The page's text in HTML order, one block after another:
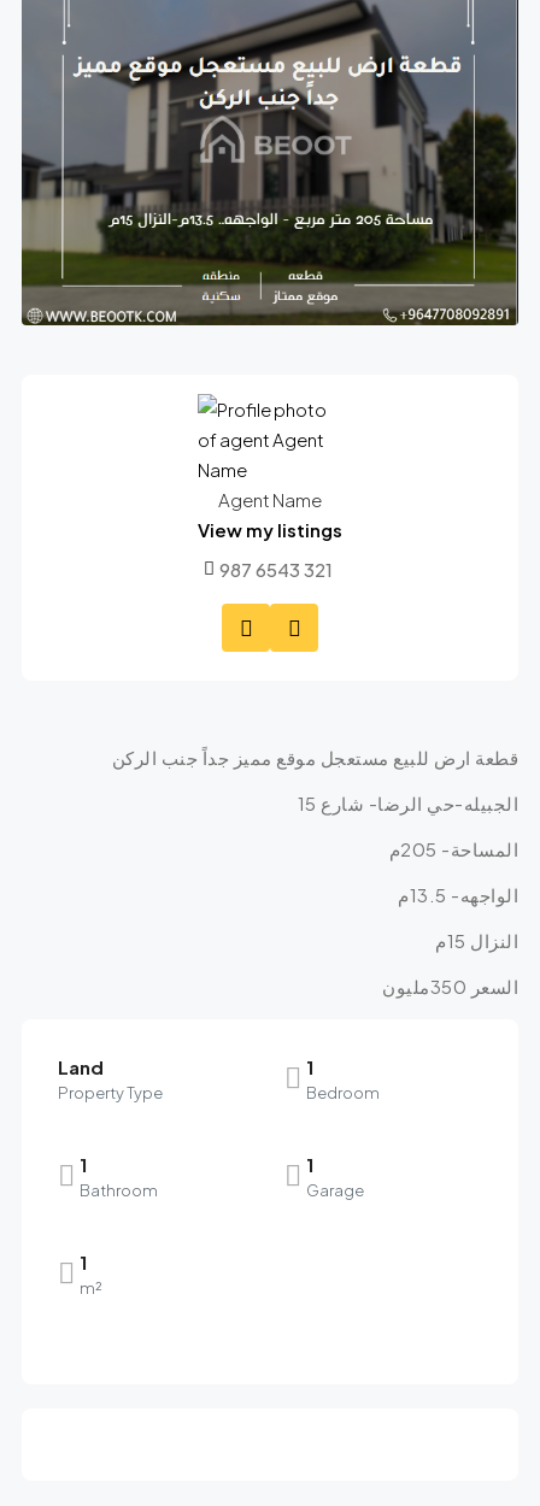
Agent Name
View my listings
987 6543 321
قطعة ارض للبيع مستعجل موقع مميز جداً جنب الركن
الجبيله-حي الرضا- شارع 15
المساحة- 205م
الواجهه- 13.5م
النزال 15م
السعر 350مليون
Land
Property Type
1
Bedroom
1
Bathroom
1
Garage
1
m²